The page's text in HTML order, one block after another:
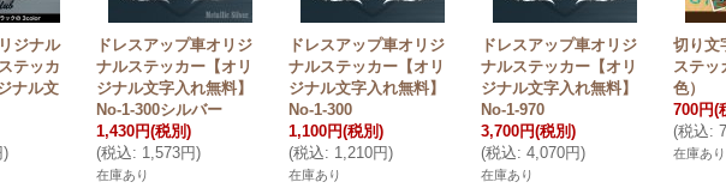
ジナル
テッカ
ナル文
)
ドレスアップ車オリジ
ナルステッカー【オリ
ジナル文字入れ無料】
No-1-300シルバー
1,430円(税別)
(税込: 1,573円)
在庫あり
ドレスアップ車オリジ
ナルステッカー【オリ
ジナル文字入れ無料】
No-1-300
1,100円(税別)
(税込: 1,210円)
在庫あり
ドレスアップ車オリジ
ナルステッカー【オリ
ジナル文字入れ無料】
No-1-970
3,700円(税別)
(税込: 4,070円)
在庫あり
切り文
ステッ
色）
700円(
(税込:
在庫あり